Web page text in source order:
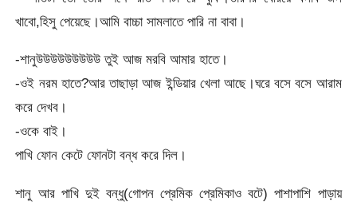
খাবো,হিসু পেয়েছে।আমি বাচ্চা সামলাতে পারি না বাবা।
-শানুউউউউউউউউউ তুই আজ মরবি আমার হাতে।
-ওই নরম হাতে?আর তাছাড়া আজ ইন্ডিয়ার খেলা আছে।ঘরে বসে বসে আরাম
করে দেখব।
-ওকে বাই।
পাখি ফোন কেটে ফোনটা বন্ধ করে দিল।
শানু আর পাখি দুই বন্ধু(গোপন প্রেমিক প্রেমিকাও বটে) পাশাপাশি পাড়ায়